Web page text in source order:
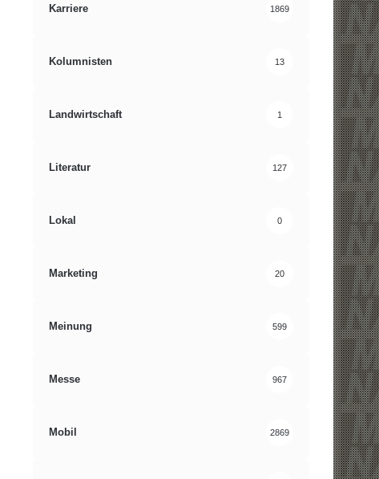
Karriere 1869
Kolumnisten 13
Landwirtschaft 1
Literatur 127
Lokal 0
Marketing 20
Meinung 599
Messe 967
Mobil 2869